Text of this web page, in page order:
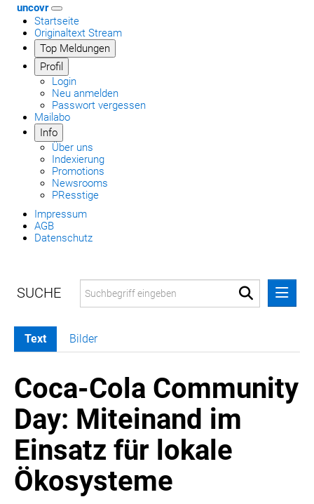
uncovr
Startseite
Originaltext Stream
Top Meldungen
Profil
Login
Neu anmelden
Passwort vergessen
Mailabo
Info
Über uns
Indexierung
Promotions
Newsrooms
PResstige
Impressum
AGB
Datenschutz
MELDUNGEN
COCA-COLA
COCA-COLA HBC ÖSTERREICH
Nemiroff
Padre Azul
The Famous Grouse
Ron Barceló
Text Bilder
Coca-Cola Community
Day: Miteinand im
Einsatz für lokale
Ökosysteme